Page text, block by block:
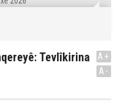
Tevlîkirina
A+
A-